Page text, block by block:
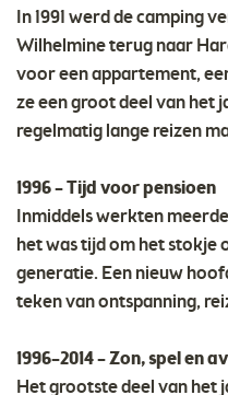
In 1991 werd de camping
Wilhelmine terug naar
voor een appartement,
ze een groot deel van het
regelmatig lange reizen
1996 – Tijd voor pensioen
Inmiddels werkten
het was tijd om het stokje
generatie. Een nieuw
teken van ontspanning,
1996–2014 – Zon, spel en
Het grootste deel van het